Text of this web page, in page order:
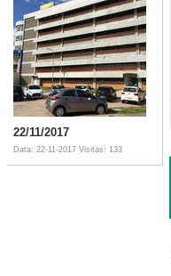
22/11/2017
Data: 22-11-2017 Visitas: 133